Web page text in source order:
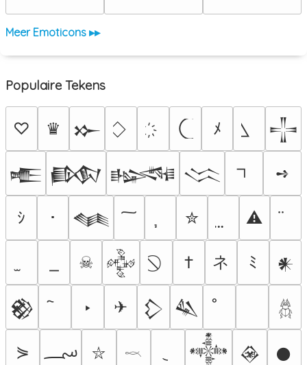
Meer Emoticons ▸▸
Populaire Tekens
♡ ♛ 𒁍 ﾒ 𒋲
𒍫 𒁃 𒈙 𒈱 ➺
ｼ ･ 𒈝 ✮ ⚠
☠ 𒅒 † ネ ﾐ 𒀭
𒆙 ‣ ✈ 𒁷 𒈑 𓆣
⋟ ؄ ⛥ 𓎖 𒀱 𒊲 𒊹